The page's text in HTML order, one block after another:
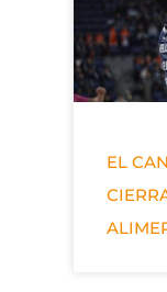
EL